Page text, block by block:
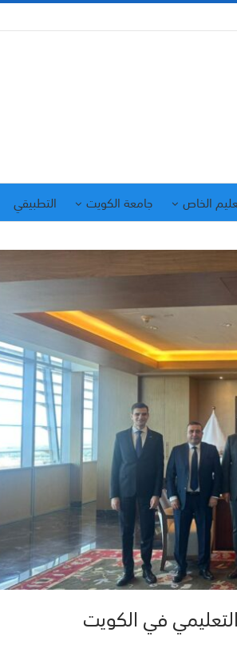
الخاص جامعة الكويت التطبيقي
التعليمي في الكويت